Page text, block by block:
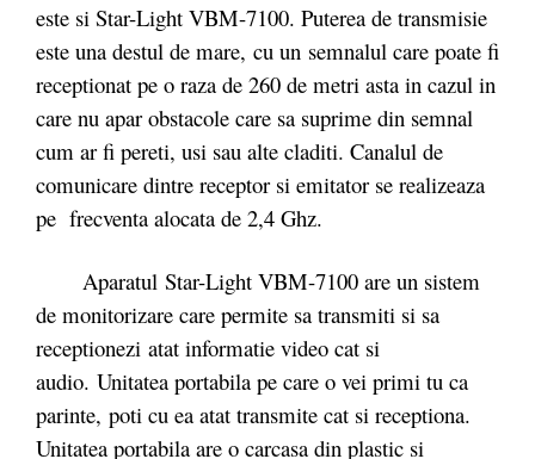
este si Star-Light VBM-7100. Puterea de transmisie
este una destul de mare, cu un semnalul care poate fi
receptionat pe o raza de 260 de metri asta in cazul in
care nu apar obstacole care sa suprime din semnal
cum ar fi pereti, usi sau alte claditi. Canalul de
comunicare dintre receptor si emitator se realizeaza
pe frecventa alocata de 2,4 Ghz.
Aparatul Star-Light VBM-7100 are un sistem
de monitorizare care permite sa transmiti si sa
receptionezi atat informatie video cat si
audio. Unitatea portabila pe care o vei primi tu ca
parinte, poti cu ea atat transmite cat si receptiona.
Unitatea portabila are o carcasa din plastic si